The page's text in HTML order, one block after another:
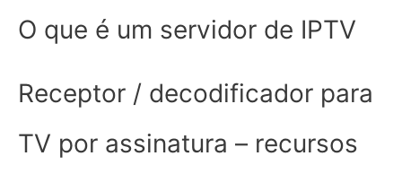
O que é um servidor de IPTV
Receptor / decodificador para
TV por assinatura – recursos